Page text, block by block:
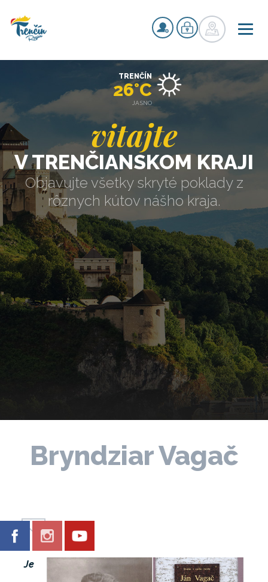
vitajte
V TRENČIANSKOM KRAJI
Objavujte všetky skryté poklady z
rôznych kútov nášho kraja.
TRENČÍN
26°C
JASNO
Bryndziar Vagač
Galéria
Je